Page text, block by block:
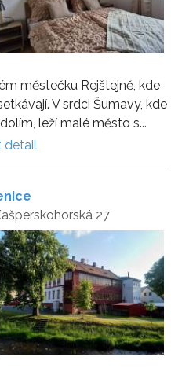
městečku Rejštejně, kde
V srdci Šumavy, kde
leží malé město s...
detail
27